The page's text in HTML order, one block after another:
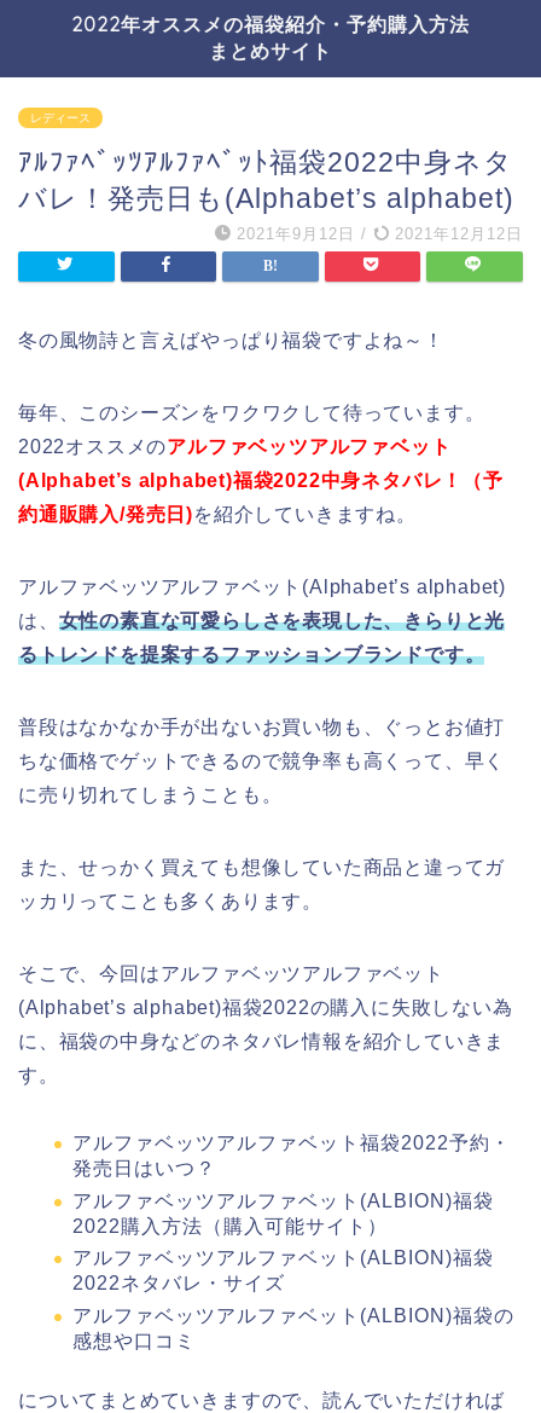
2022年オススメの福袋紹介・予約購入方法
まとめサイト
レディース
ｱﾙﾌｧﾍﾞｯﾂｱﾙﾌｧﾍﾞｯﾄ福袋2022中身ネタ
バレ！発売日も(Alphabet’s alphabet)
2021年9月12日 / 2021年12月12日
冬の風物詩と言えばやっぱり福袋ですよね～！
毎年、このシーズンをワクワクして待っています。
2022オススメのアルファベッツアルファベット
(Alphabet’s alphabet)福袋2022中身ネタバレ！（予
約通販購入/発売日)を紹介していきますね。
アルファベッツアルファベット(Alphabet’s alphabet)
は、 女性の素直な可愛らしさを表現した、きらりと光
るトレンドを提案するファッションブランドです。
普段はなかなか手が出ないお買い物も、ぐっとお値打
ちな価格でゲットできるので競争率も高くって、早く
に売り切れてしまうことも。
また、せっかく買えても想像していた商品と違ってガ
ッカリってことも多くあります。
そこで、今回はアルファベッツアルファベット
(Alphabet’s alphabet)福袋2022の購入に失敗しない為
に、福袋の中身などのネタバレ情報を紹介していきま
す。
アルファベッツアルファベット福袋2022予約・
発売日はいつ？
アルファベッツアルファベット(ALBION)福袋
2022購入方法（購入可能サイト）
アルファベッツアルファベット(ALBION)福袋
2022ネタバレ・サイズ
アルファベッツアルファベット(ALBION)福袋の
感想や口コミ
についてまとめていきますので、読んでいただければ